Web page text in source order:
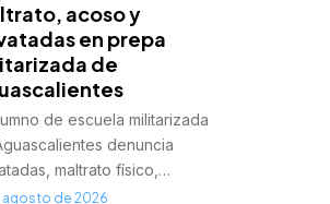
acoso y
en prepa
de
de escuela militarizada
denuncia
maltrato físico,…
agosto de 2026